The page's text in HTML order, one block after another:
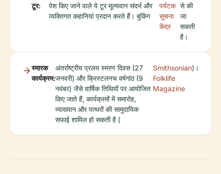
टूर:
पेश किए जाने वाले ये टूर मूल्यवान संदर्भ और
व्यक्तिगत कहानियां प्रदान करते हैं। बुकिंग
पर्यटक
सूचना
केंद्र
से की
जा
सकती
है।
स्मारक
कार्यक्रम:
अंतर्राष्ट्रीय प्रलय स्मरण दिवस (27
जनवरी) और क्रिस्टलनच वर्षगांठ (9
नवंबर) जैसे वार्षिक तिथियों पर आयोजित
किए जाते हैं, कार्यक्रमों में समारोह,
व्याख्यान और पत्थरों की सामुदायिक
सफाई शामिल हो सकती है (
Smithsonian
Folklife
Magazine
)।